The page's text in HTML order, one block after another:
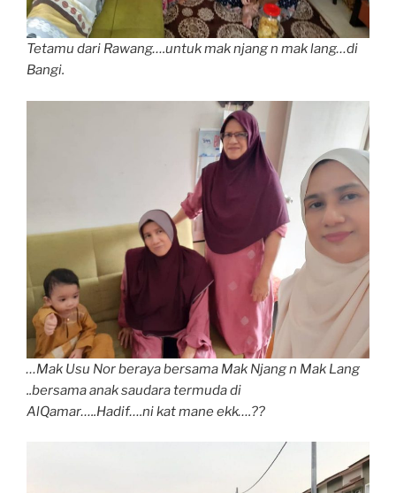
Tetamu dari Rawang….untuk mak njang n mak lang…di
Bangi.
…Mak Usu Nor beraya bersama Mak Njang n Mak Lang
..bersama anak saudara termuda di
AlQamar…..Hadif….ni kat mane ekk….??